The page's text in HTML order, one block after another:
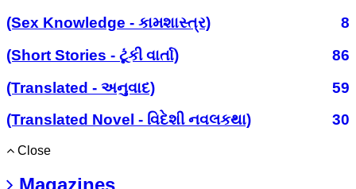
(Sex Knowledge - કામશાસ્ત્ર)
8
(Short Stories - ટૂંકી વાર્તા)
86
(Translated - અનુવાદ)
59
(Translated Novel - વિદેશી નવલકથા)
30
Close
Magazines